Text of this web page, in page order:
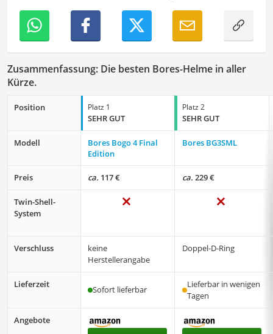
Zusammenfassung: Die besten Bores-Helme in aller
Kürze.
Position Platz 1
SEHR GUT
Platz 2
SEHR GUT
Modell
Bores Bogo 4 Final
Edition
Bores BG3SML
Preis ca. 117 € ca. 229 €
Twin-Shell-
System
Verschluss
keine
Herstellerangabe
Doppel-D-Ring
Lieferzeit
Sofort lieferbar
Lieferbar in wenigen
Tagen
Angebote